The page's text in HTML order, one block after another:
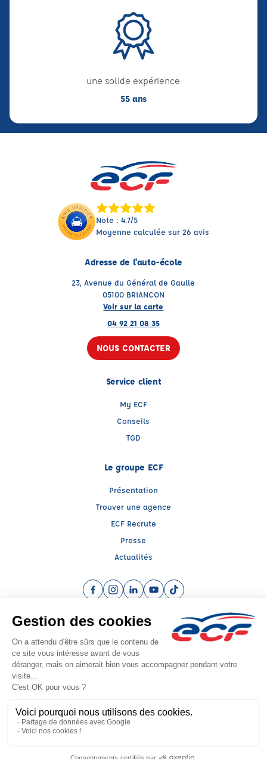
une solide expérience
55 ans
Note : 4.7/5
Moyenne calculée sur 26 avis
Adresse de l'auto-école
23, Avenue du Général de Gaulle
05100 BRIANCON
Voir sur la carte
04 92 21 08 35
NOUS CONTACTER
Service client
My ECF
Conseils
TGD
Le groupe ECF
Présentation
Trouver une agence
ECF Recrute
Presse
Actualités
Facebook (nouvelle fenêtre)
Instagram (nouvelle fenêtre)
LinkedIn (nouvelle fenêtre)
YouTube (nouvelle fenêtre)
TikTok (nouvelle
Raison sociale : ECF BOURLIER - Capital social: 5000€
SIREN: 815408950 - Numéro de TVA intracommunautaire: FR 40
33870127900014
Agrément n°E2200500060
Siège social : 1, Avenue de Verdun , EMBRUN (05200) - Représentant légal :